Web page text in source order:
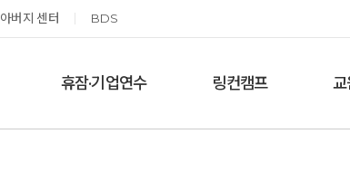
아버지 센터 BDS
휴잠·기업연수 링컨캠프 교